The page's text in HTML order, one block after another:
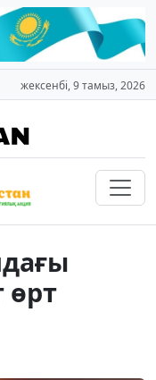
жексенбі, 9 тамыз, 2026
өрт